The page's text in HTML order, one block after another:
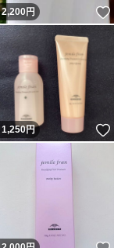
いね！
2,200円
いいね！
1,250円